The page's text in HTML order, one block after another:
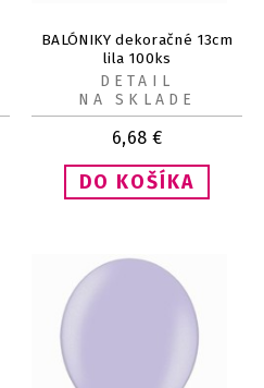
BALÓNIKY dekoračné 13cm
lila 100ks
6,68 €
DETAIL
NA SKLADE